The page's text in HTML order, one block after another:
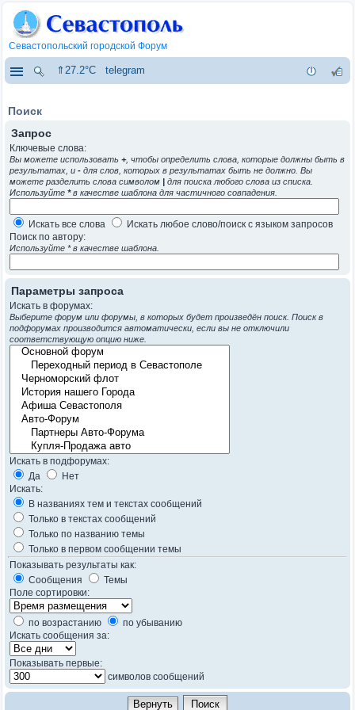
Севастопольский городской Форум
⇑27.2°C telegram
Поиск
Запрос
Ключевые слова:
Вы можете использовать +, чтобы определить слова, которые должны быть в
результатах, и - для слов, которых в результатах быть не должно. Вы
можете разделить слова символом | для поиска любого слова из списка.
Используйте *в качестве шаблона для частичного совпадения.
Искать все слова
Искать любое слово/поиск с языком запросов
Поиск по автору:
Используйте * в качестве шаблона.
Параметры запроса
Искать в форумах:
Выберите форум или форумы, в которых будет произведён поиск. Поиск в
подфорумах производится автоматически, если вы не отключили
соответствующую опцию ниже.
Искать в подфорумах:
Да
Нет
Искать:
В названиях тем и текстах сообщений
Только в текстах сообщений
Только по названию темы
Только в первом сообщении темы
Показывать результаты как:
Сообщения
Темы
Поле сортировки:
по возрастанию
по убыванию
Искать сообщения за:
Показывать первые:
символов сообщений